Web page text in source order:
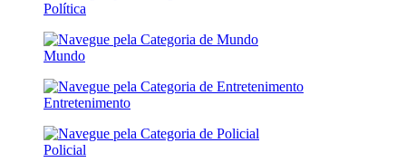
Política
Mundo
Entretenimento
Policial